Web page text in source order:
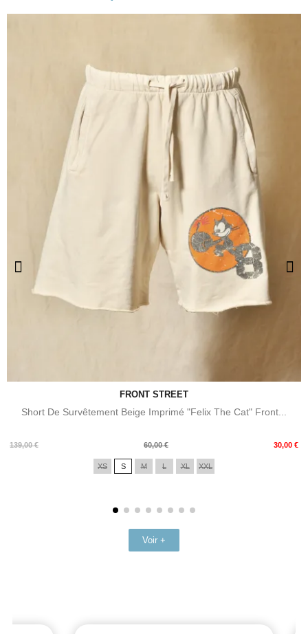
FRONT STREET
Short De Survêtement Beige Imprimé "Felix The Cat" Front...
139,00 €
Prix
60,00 € 30,00 €
Prix
XS S M L XL XXL
Voir +